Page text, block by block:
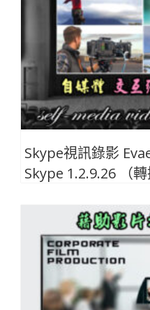
Skype視訊錄影
Skype 1.2.9.26 （轉